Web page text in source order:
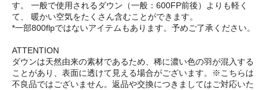
す。 一般で使用されるダウン（一般：600FP前後）よりも軽く
て、 暖かい空気をたくさん含むことができます。
*一部800flpではないアイテムもあります。予めご了承ください。
ATTENTION
ダウンは天然由来の素材であるため、稀に濃い色の羽が混入する
ことがあり、表面に透けて見える場合がございます。※こちらは
不良品ではございません。返品や交換につきましてはご対応いた